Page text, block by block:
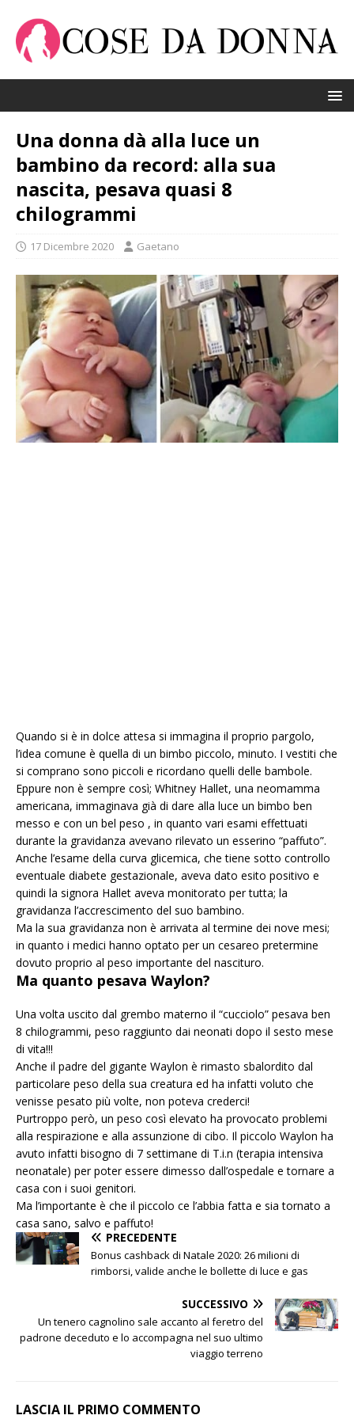
Una donna dà alla luce un
bambino da record: alla sua
nascita, pesava quasi 8
chilogrammi
17 Dicembre 2020 Gaetano
Quando si è in dolce attesa si immagina il proprio pargolo,
l’idea comune è quella di un bimbo piccolo, minuto. I vestiti che
si comprano sono piccoli e ricordano quelli delle bambole.
Eppure non è sempre così; Whitney Hallet, una neomamma
americana, immaginava già di dare alla luce un bimbo ben
messo e con un bel peso , in quanto vari esami effettuati
durante la gravidanza avevano rilevato un esserino “paffuto”.
Anche l’esame della curva glicemica, che tiene sotto controllo
eventuale diabete gestazionale, aveva dato esito positivo e
quindi la signora Hallet aveva monitorato per tutta; la
gravidanza l’accrescimento del suo bambino.
Ma la sua gravidanza non è arrivata al termine dei nove mesi;
in quanto i medici hanno optato per un cesareo pretermine
dovuto proprio al peso importante del nascituro.
Ma quanto pesava Waylon?
Una volta uscito dal grembo materno il “cucciolo” pesava ben
8 chilogrammi, peso raggiunto dai neonati dopo il sesto mese
di vita!!!
Anche il padre del gigante Waylon è rimasto sbalordito dal
particolare peso della sua creatura ed ha infatti voluto che
venisse pesato più volte, non poteva crederci!
Purtroppo però, un peso così elevato ha provocato problemi
alla respirazione e alla assunzione di cibo. Il piccolo Waylon ha
avuto infatti bisogno di 7 settimane di T.i.n (terapia intensiva
neonatale) per poter essere dimesso dall’ospedale e tornare a
casa con i suoi genitori.
Ma l’importante è che il piccolo ce l’abbia fatta e sia tornato a
casa sano, salvo e paffuto!
PRECEDENTE
Bonus cashback di Natale 2020: 26 milioni di
rimborsi, valide anche le bollette di luce e gas
SUCCESSIVO
Un tenero cagnolino sale accanto al feretro del
padrone deceduto e lo accompagna nel suo ultimo
viaggio terreno
LASCIA IL PRIMO COMMENTO